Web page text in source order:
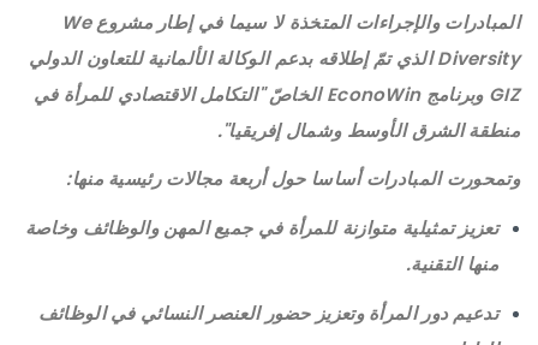
المبادرات والإجراءات المتخذة لا سيما في إطار مشروع We
Diversity الذي تمّ إطلاقه بدعم الوكالة الألمانية للتعاون الدولي
GIZ وبرنامج EconoWin الخاصّ "التكامل الاقتصادي للمرأة في
منطقة الشرق الأوسط وشمال إفريقيا".
وتمحورت المبادرات أساسا حول أربعة مجالات رئيسية منها:
تعزيز تمثيلية متوازنة للمرأة في جميع المهن والوظائف وخاصة
منها التقنية.
تدعيم دور المرأة وتعزيز حضور العنصر النسائي في الوظائف